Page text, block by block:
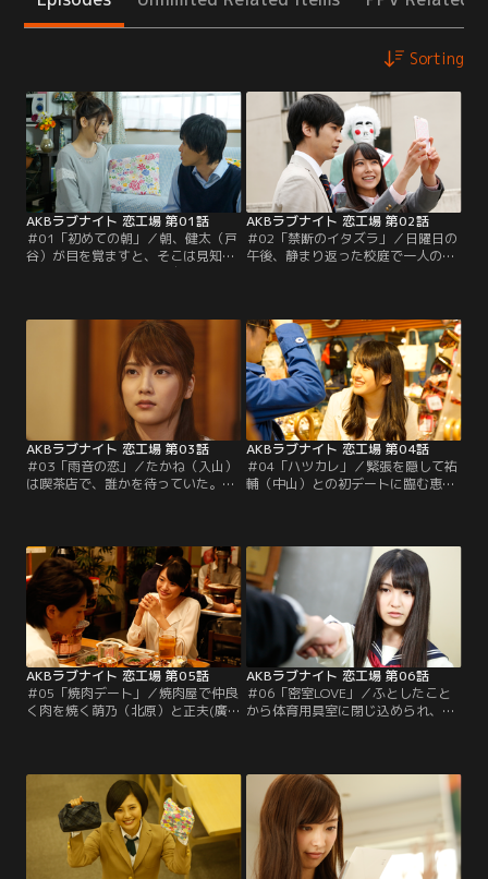
Sorting
AKBラブナイト 恋工場 第01話
＃01「初めての朝」／朝、健太（戸
谷）が目を覚ますと、そこは見知ら
ぬ部屋だった。おまけに自分は服を
た。昨晩の記憶がまったくない健太
が恐る恐る美貴に尋ねると、どうや
ら二人はエッチをしたらしい。「こ
れからは彼女としてよろしくお願い
します」。美貴の照れた表情に戸惑
AKBラブナイト 恋工場 第02話
＃02「禁断のイタズラ」／日曜日の
午後、静まり返った校庭で一人の教
驚く小林をよそに文香は一緒に銅像
に落書きを始める。「先生とこうや
って二人きりになるの、久しぶりだ
なって思って」。二人の間に流れる
沈黙を破るように、文香は…。
AKBラブナイト 恋工場 第03話
＃03「雨音の恋」／たかね（入山）
は喫茶店で、誰かを待っていた。ド
かけるが、そのまま店を出る。よう
やく待ち人である上司の山本がやっ
て来るが、彼の頬には誰かに殴られ
たような痕。そして別れ話を切り出
されてしまう。そこにずぶ濡れにな
った元春が…。
AKBラブナイト 恋工場 第04話
＃04「ハツカレ」／緊張を隠して祐
輔（中山）との初デートに臨む恵麻
にデート慣れしているようで、心が
落ち着かない。微妙な雰囲気のまま
夜になり、イルミネーションが素敵
なオブジェの前にやって来た二人。
その時、祐輔が恵麻の腕を引き壁に
押しつける。
AKBラブナイト 恋工場 第05話
＃05「焼肉デート」／焼肉屋で仲良
く肉を焼く萌乃（北原）と正夫(廣
ニクたっぷりの焼肉を食べている
と、突然、正夫が北海道に転勤が決
まったことを告げる。まさかの展開
にあ然とするも、関心のない素振り
を見せる萌乃。帰り道、タクシーを
止める萌乃の肩に…。
AKBラブナイト 恋工場 第06話
＃06「密室LOVE」／ふとしたこと
から体育用具室に閉じ込められ、密
売られた赤沢を心配し「一緒に行
く」と言う乃愛だが、ドアを開けよ
うとして赤沢と共にマットに倒れ込
んでしまう。息のかかりそうな距離
で見つめ合う二人。一瞬の沈黙。す
ると突然…！